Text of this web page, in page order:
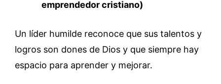
emprendedor cristiano)
Un líder humilde reconoce que sus talentos y
logros son dones de Dios y que siempre hay
espacio para aprender y mejorar.